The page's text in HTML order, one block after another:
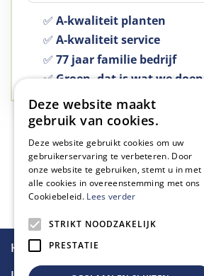
✅ A-kwaliteit planten
✅ A-kwaliteit service
✅ 77 jaar familie bedrijf
✅Groen, dat is wat we doen
Omschrijving
Specificaties
Merk
Handige links
Deze website maakt
gebruik van cookies.
Deze website gebruikt cookies om uw
gebruikerservaring te verbeteren. Door
onze website te gebruiken, stemt u in met
alle cookies in overeenstemming met ons
Cookiebeleid. Lees verder
STRIKT NOODZAKELIJK
PRESTATIE